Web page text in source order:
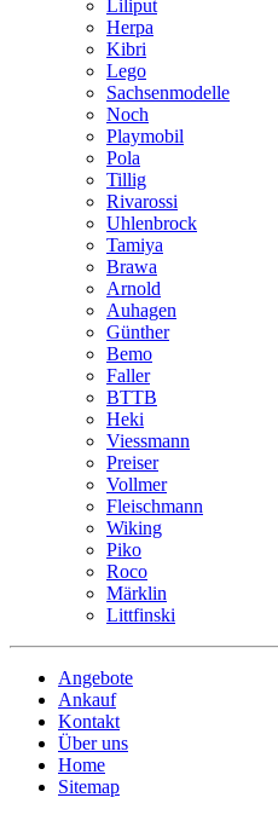
Liliput
Herpa
Kibri
Lego
Sachsenmodelle
Noch
Playmobil
Pola
Tillig
Rivarossi
Uhlenbrock
Tamiya
Brawa
Arnold
Auhagen
Günther
Bemo
Faller
BTTB
Heki
Viessmann
Preiser
Vollmer
Fleischmann
Wiking
Piko
Roco
Märklin
Littfinski
Angebote
Ankauf
Kontakt
Über uns
Home
Sitemap